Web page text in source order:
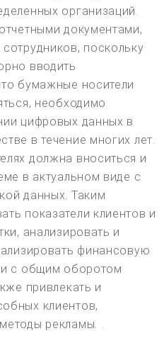
организаций.
документами,
поскольку
вводить
бумажные носители
необходимо
цифровых данных в
в течение многих лет.
должна вноситься и
в актуальном виде с
данных. Таким
показатели клиентов и
анализировать и
финансовую
с общим оборотом
привлекать и
клиентов,
рекламы. .